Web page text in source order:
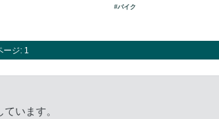
#バイク
ージ: 1
います。